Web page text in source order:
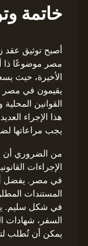
خاتمة
أصبح توثيق عقد
مصر موضوعًا ذا
الأخيرة، حيث
يقيمون في مصر
القوانين
هذا الإجراء
يجب مراعاتها
من الضروري أن
الإجراءات
في مصر. يفضل
المستندات
في شكل سليم.
السفر، شهادات
يمكن أن تُطلب